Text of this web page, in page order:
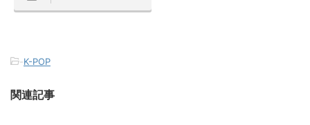
-K-POP
関連記事